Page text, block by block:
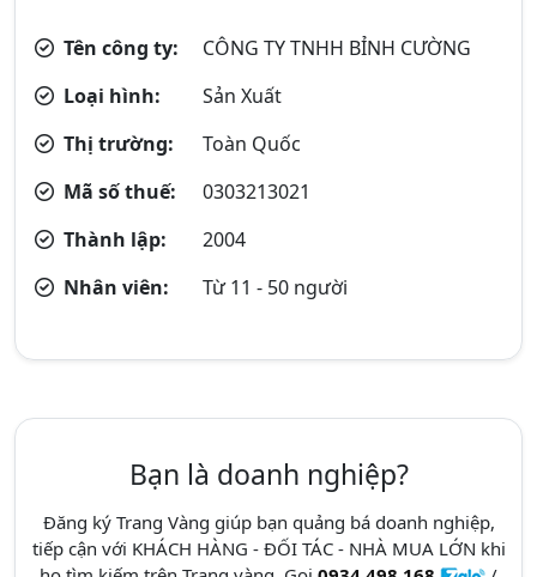
Tên công ty:
CÔNG TY TNHH BỈNH CƯỜNG
Loại hình:
Sản Xuất
Thị trường:
Toàn Quốc
Mã số thuế:
0303213021
Thành lập:
2004
Nhân viên:
Từ 11 - 50 người
Bạn là doanh nghiệp?
Đăng ký Trang Vàng giúp bạn quảng bá doanh nghiệp,
tiếp cận với KHÁCH HÀNG - ĐỐI TÁC - NHÀ MUA LỚN khi